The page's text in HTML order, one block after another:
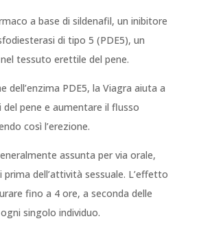
a base di sildenafil, un inibitore
di tipo 5 (PDE5), un
tessuto erettile del pene.
dell’enzima PDE5, la Viagra aiuta a
del pene e aumentare il flusso
così l’erezione.
assunta per via orale,
dell’attività sessuale. L’effetto
fino a 4 ore, a seconda delle
singolo individuo.